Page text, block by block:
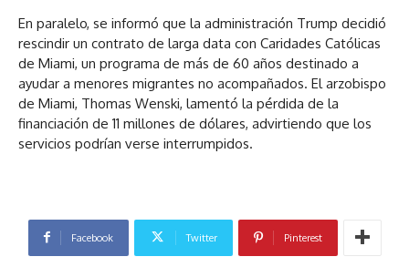
En paralelo, se informó que la administración Trump decidió
rescindir un contrato de larga data con Caridades Católicas
de Miami, un programa de más de 60 años destinado a
ayudar a menores migrantes no acompañados. El arzobispo
de Miami, Thomas Wenski, lamentó la pérdida de la
financiación de 11 millones de dólares, advirtiendo que los
servicios podrían verse interrumpidos.
Facebook Twitter Pinterest